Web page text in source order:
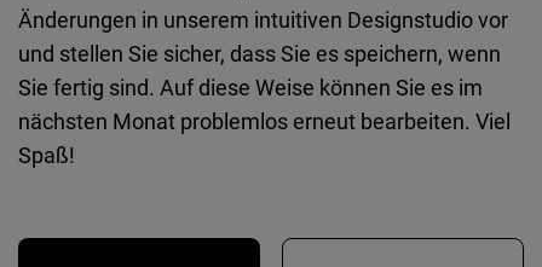
Änderungen in unserem intuitiven Designstudio vor
und stellen Sie sicher, dass Sie es speichern, wenn
Sie fertig sind. Auf diese Weise können Sie es im
nächsten Monat problemlos erneut bearbeiten. Viel
Spaß!